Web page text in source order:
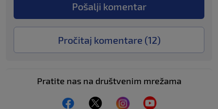
Pošalji komentar
Pročitaj komentare (12)
Pratite nas na društvenim mrežama